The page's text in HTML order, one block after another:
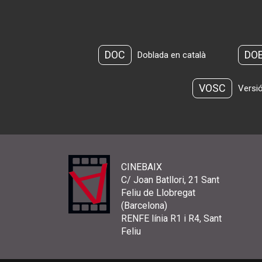
DOC Doblada en català
VOSC
CINEBAIX
C/ Joan Batllori, 21 Sant
Feliu de Llobregat
(Barcelona)
RENFE línia R1 i R4, Sant
Feliu